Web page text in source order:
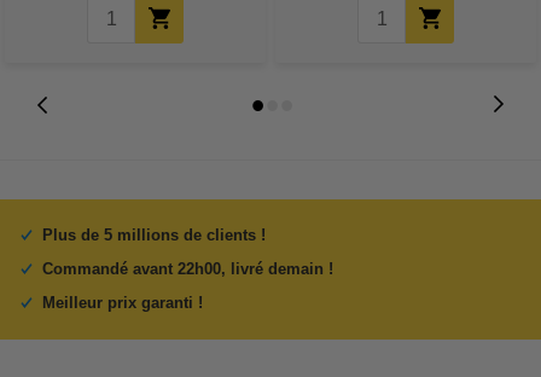
Plus de 5 millions de clients !
Commandé avant 22h00, livré demain !
Meilleur prix garanti !